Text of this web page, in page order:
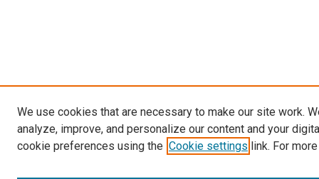
We use cookies that are necessary to make our site work.
analyze, improve, and personalize our content and your
cookie preferences using the Cookie settings link. For